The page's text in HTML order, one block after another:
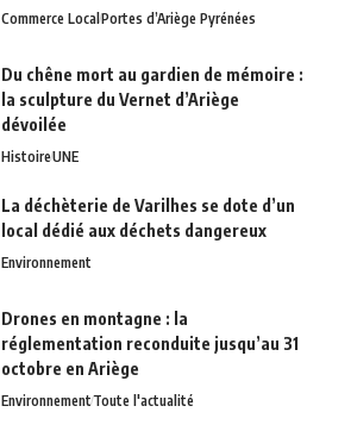
Commerce LocalPortes d’Ariège Pyrénées
Du chêne mort au gardien de mémoire :
la sculpture du Vernet d’Ariège
dévoilée
HistoireUNE
La déchèterie de Varilhes se dote d’un
local dédié aux déchets dangereux
Environnement
Drones en montagne : la
réglementation reconduite jusqu’au 31
octobre en Ariège
EnvironnementToute l'actualité